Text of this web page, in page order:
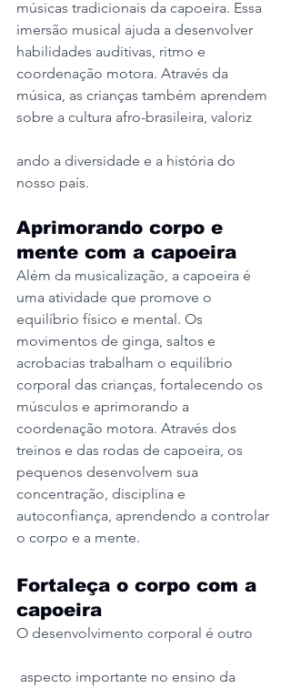
músicas tradicionais da capoeira. Essa
imersão musical ajuda a desenvolver
habilidades auditivas, ritmo e
coordenação motora. Através da
música, as crianças também aprendem
sobre a cultura afro-brasileira, valoriz
ando a diversidade e a história do
nosso país.
Aprimorando corpo e
mente com a capoeira
Além da musicalização, a capoeira é
uma atividade que promove o
equilíbrio físico e mental. Os
movimentos de ginga, saltos e
acrobacias trabalham o equilíbrio
corporal das crianças, fortalecendo os
músculos e aprimorando a
coordenação motora. Através dos
treinos e das rodas de capoeira, os
pequenos desenvolvem sua
concentração, disciplina e
autoconfiança, aprendendo a controlar
o corpo e a mente.
Fortaleça o corpo com a
capoeira
O desenvolvimento corporal é outro